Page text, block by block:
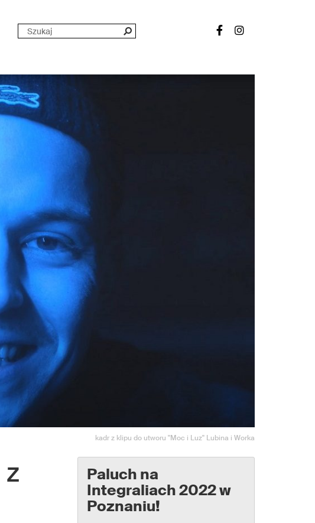
kadr z klipu do utworu "Moc i Luz" Lubina i Worka
z
Paluch na
Integraliach 2022 w
Poznaniu!